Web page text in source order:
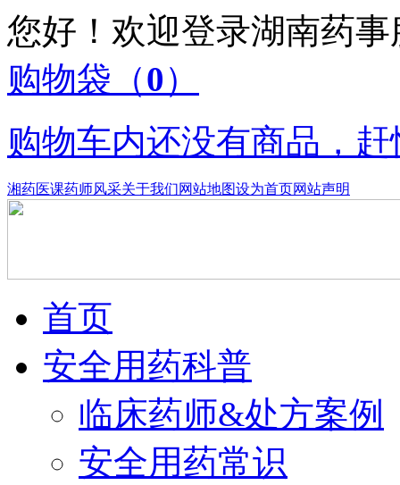
您好！欢迎登录湖南药
购物袋 （0）
购物车内还没有商品，
湘药医课药师风采关于我们网站地图设为首页网站声明
首页
安全用药科普
临床药师&处方案例
安全用药常识